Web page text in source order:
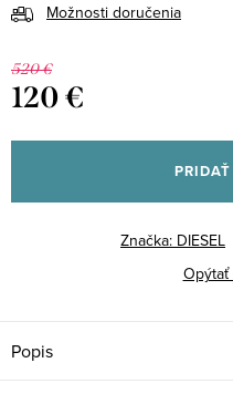
Možnosti doručenia
520 €
120 €
cena:
Značka: DIESEL
Opýtať
Popis